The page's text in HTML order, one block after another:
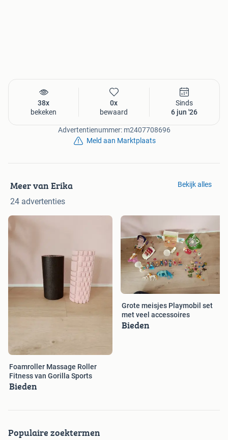
38x
bekeken
0x
bewaard
Sinds
6 jun '26
Advertentienummer: m2407708696
Meld aan Marktplaats
Meer van Erika
24 advertenties
Bekijk alles
Foamroller Massage Roller
Fitness van Gorilla Sports
Bieden
Grote meisjes Playmobil set
met veel accessoires
Bieden
Populaire zoektermen